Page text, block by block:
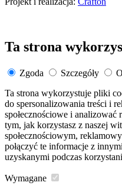
Ta strona
Zgoda Szczegóły
Ta strona wykorzystuje pliki
do spersonalizowania treści i
społecznościowe i
tym, jak korzystasz z naszej
społecznościowym,
połączyć te informacje z
uzyskanymi podczas
Wymagane